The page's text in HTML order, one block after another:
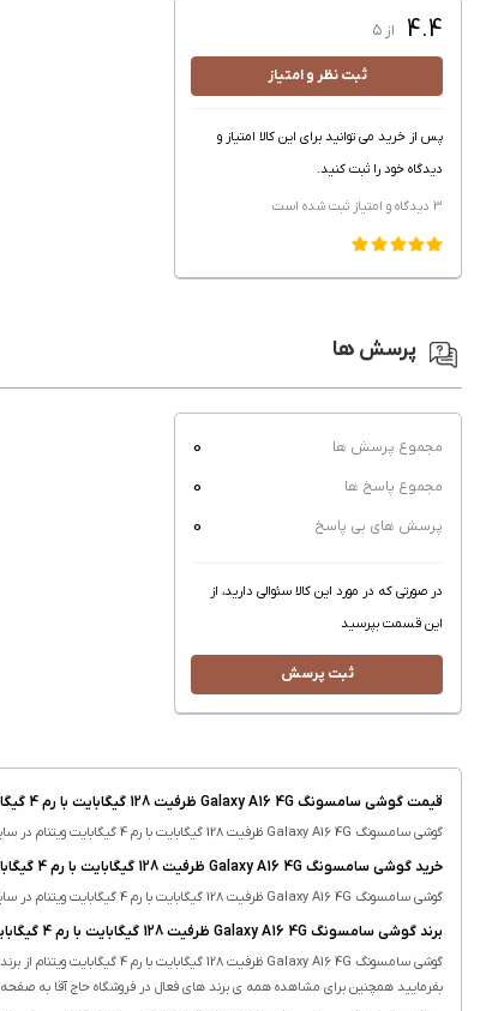
4.4 از ۵
3 دیدگاه و امتیاز ثبت شده است
پس از خرید می توانید برای این کالا امتیاز و
دیدگاه خود را ثبت کنید.
ثبت نظر و امتیاز
پرسش ها
مجموع پرسش ها 0
مجموع پاسخ ها 0
پرسش های بی پاسخ 0
در صورتی که در مورد این کالا سئوالی دارید، از
این قسمت بپرسید
ثبت پرسش
قیمت گوشی سامسونگ Galaxy A16 4G ظرفیت 128 گیگابایت با رم 4 گیگابایت ویتنام
گوشی سامسونگ Galaxy A16 4G ظرفیت 128 گیگابایت با رم 4 گیگابایت ویتنام در سایت
خرید گوشی سامسونگ Galaxy A16 4G ظرفیت 128 گیگابایت با رم 4 گیگابایت ویتنام
گوشی سامسونگ Galaxy A16 4G ظرفیت 128 گیگابایت با رم 4 گیگابایت ویتنام در سایت
برند گوشی سامسونگ Galaxy A16 4G ظرفیت 128 گیگابایت با رم 4 گیگابایت ویتنام
گوشی سامسونگ Galaxy A16 4G ظرفیت 128 گیگابایت با رم 4 گیگابایت ویتنام از برند
بفرمایید همچنین برای مشاهده همه ی برند های فعال در فروشگاه حاج آقا به صفحه